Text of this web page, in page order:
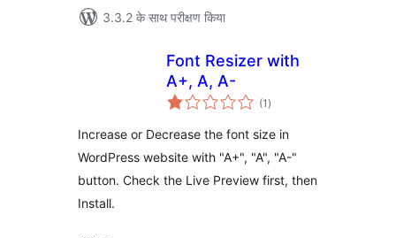
3.3.2 के साथ परीक्षण किया
Font Resizer with
A+, A, A-
(1 कुल
दर)
Increase or Decrease the font size in
WordPress website with "A+", "A", "A-"
button. Check the Live Preview first, then
Install.